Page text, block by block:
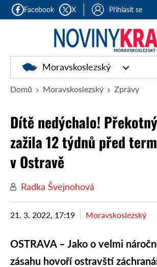
Facebook X Přihlásit se
Moravskoslezský
Domů Moravskoslezský Zprávy
Dítě nedýchalo!
zažila 12 týdnů před
v Ostravě
Radka Švejnohová
21. 3. 2022, 17:19 Moravskoslezský
OSTRAVA – Jako o velmi
zásahu hovoří ostravští